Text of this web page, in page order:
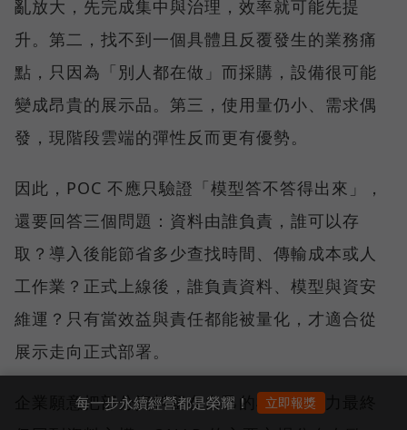
亂放大，先完成集中與治理，效率就可能先提
升。第二，找不到一個具體且反覆發生的業務痛
點，只因為「別人都在做」而採購，設備很可能
變成昂貴的展示品。第三，使用量仍小、需求偶
發，現階段雲端的彈性反而更有優勢。
因此，POC 不應只驗證「模型答不答得出來」，
還要回答三個問題：資料由誰負責，誰可以存
取？導入後能節省多少查找時間、傳輸成本或人
工作業？正式上線後，誰負責資料、模型與資安
維運？只有當效益與責任都能被量化，才適合從
展示走向正式部署。
企業願意把部分資料留在自己的機房，動力最終
每一步永續經營都是榮耀！ 立即報獎